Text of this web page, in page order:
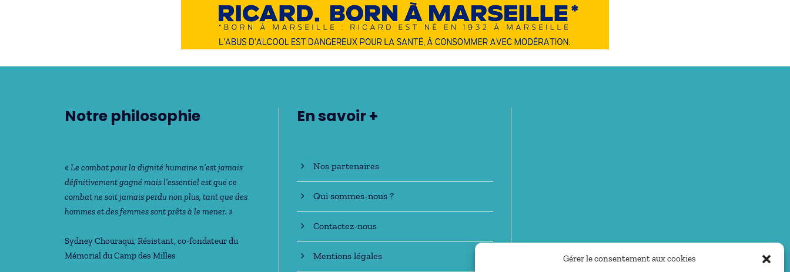
Gérer le consentement aux cookies
Notre philosophie
« Le combat pour la dignité humaine n’est jamais
déﬁnitivement gagné mais l’essentiel est que ce
combat ne soit jamais perdu non plus, tant que des
hommes et des femmes sont prêts à le mener. »
Sydney Chouraqui, Résistant, co-fondateur du
Mémorial du Camp des Milles
En savoir +
Nos partenaires
Qui sommes-nous ?
Contactez-nous
Mentions légales